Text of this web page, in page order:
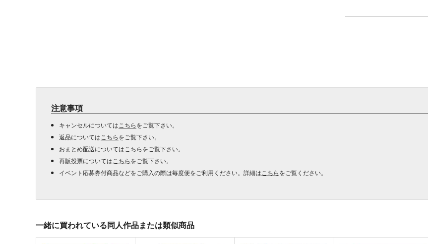
注意事項
キャンセルについては こちらをご覧下さい。
返品については こちらをご覧下さい。
おまとめ配送については こちらをご覧下さい。
再販投票については こちらをご覧下さい。
イベント応募券付商品などをご購入の際は毎度便をご利用ください。詳細は こちらをご覧ください。
一緒に買われている同人作品または類似商品